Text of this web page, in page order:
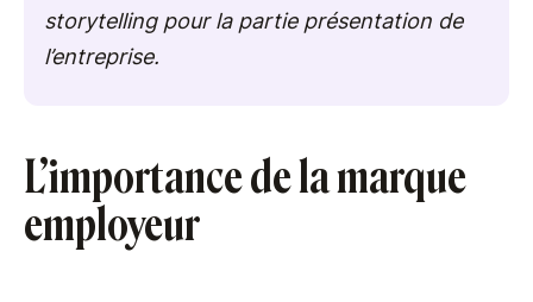
storytelling pour la partie présentation de
l’entreprise.
L’importance de la marque
employeur